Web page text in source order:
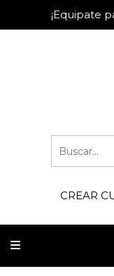
¡Equipate
CREAR